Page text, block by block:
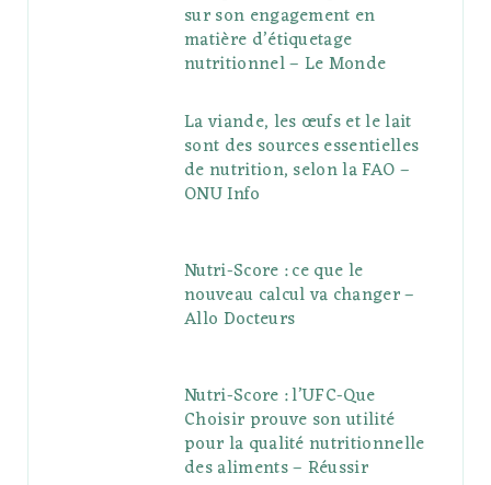
sur son engagement en
matière d’étiquetage
nutritionnel – Le Monde
La viande, les œufs et le lait
sont des sources essentielles
de nutrition, selon la FAO –
ONU Info
Nutri-Score : ce que le
nouveau calcul va changer –
Allo Docteurs
Nutri-Score : l’UFC-Que
Choisir prouve son utilité
pour la qualité nutritionnelle
des aliments – Réussir